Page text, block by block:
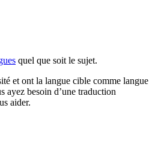
quel que soit le sujet.
et ont la langue cible comme langue
ayez besoin d’une traduction
aider.